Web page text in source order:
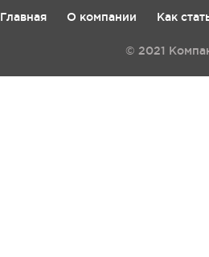
Главная О компании Как
© 2021